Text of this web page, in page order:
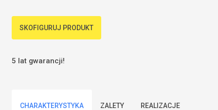
SKOFIGURUJ PRODUKT
5 lat gwarancji!
CHARAKTERYSTYKA ZALETY REALIZACJE